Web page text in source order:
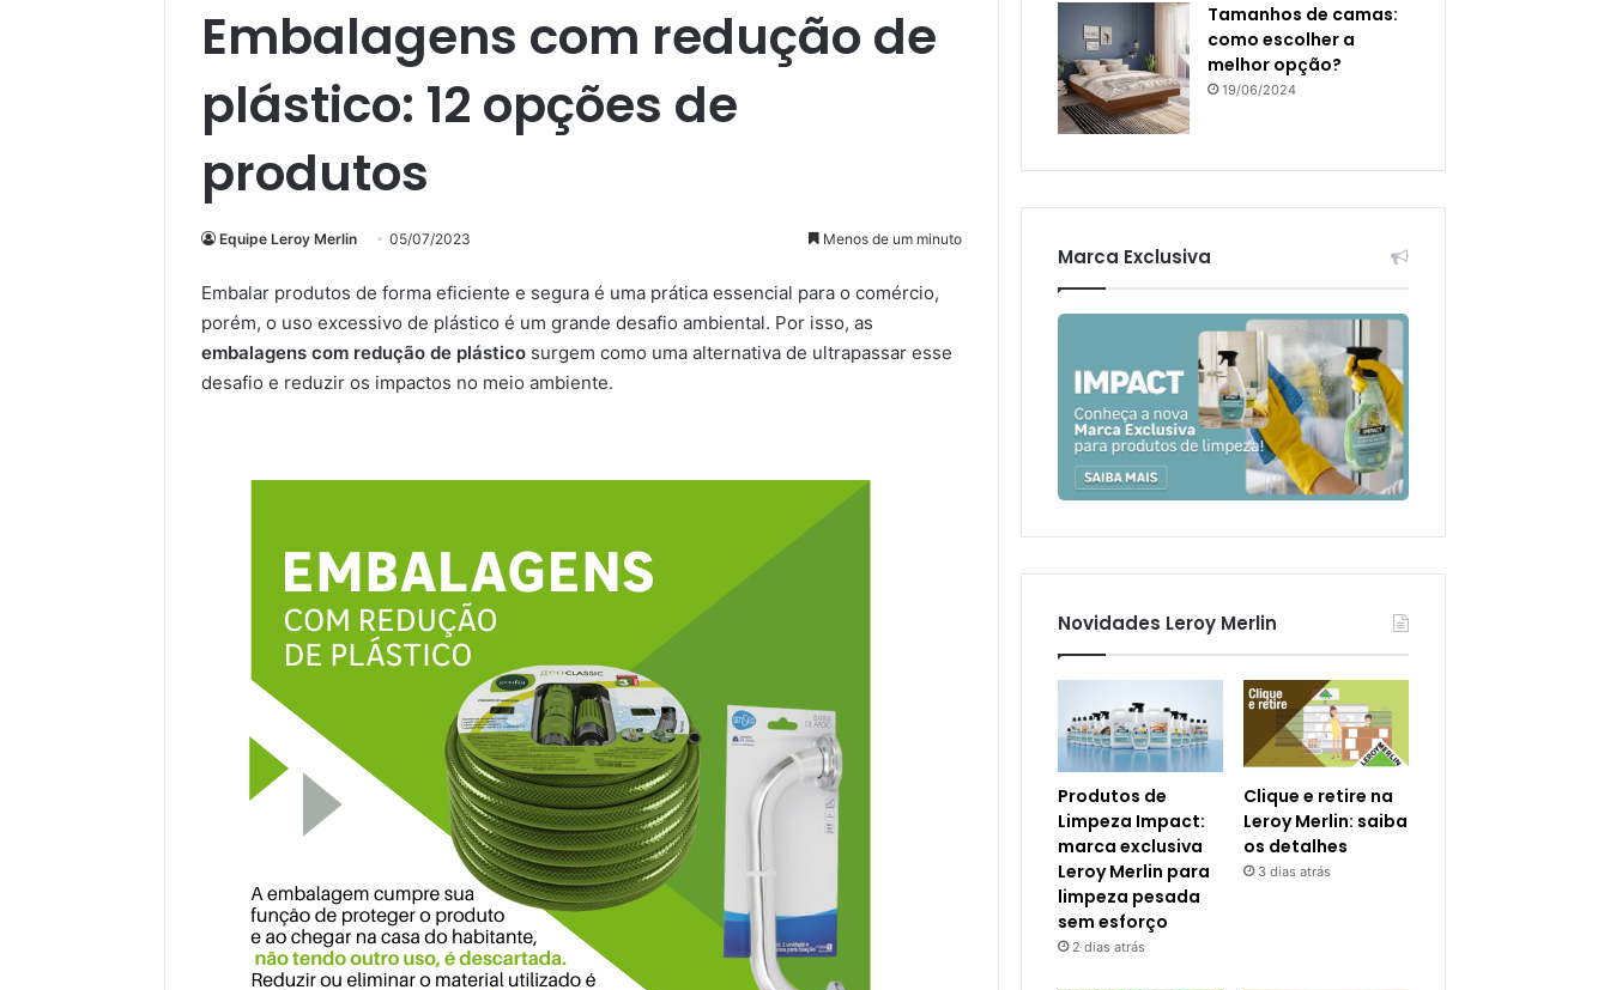
Embalagens com redução de
plástico: 12 opções de
produtos
Equipe Leroy Merlin 05/07/2023 Menos de um minuto
Embalar produtos de forma eficiente e segura é uma prática essencial para o comércio,
porém, o uso excessivo de plástico é um grande desafio ambiental. Por isso, as
embalagens com redução de plástico surgem como uma alternativa de ultrapassar esse
desafio e reduzir os impactos no meio ambiente.
Tamanhos de camas:
como escolher a
melhor opção?
19/06/2024
Marca Exclusiva
Novidades Leroy Merlin
Produtos de
Limpeza Impact:
marca exclusiva
Leroy Merlin para
limpeza pesada
sem esforço
2 dias atrás
Clique e retire na
Leroy Merlin: saiba
os detalhes
3 dias atrás